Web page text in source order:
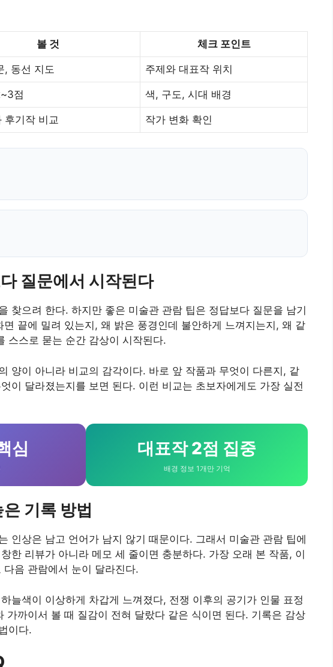
볼 것 체크 포인트
, 동선 지도 주제와 대표작 위치
점 색, 구도, 시대 배경
후기작 비교 작가 변화 확인
질문에서 시작된다
찾으려 한다. 하지만 좋은 미술관 관람 팁은 정답보다 질문을 남기
끝에 밀려 있는지, 왜 밝은 풍경인데 불안하게 느껴지는지, 왜 같
스스로 묻는 순간 감상이 시작된다.
양이 아니라 비교의 감각이다. 바로 앞 작품과 무엇이 다른지, 같
이 달라졌는지를 보면 된다. 이런 비교는 초보자에게도 가장 실전
심 대표작 2점 집중
배경 정보 1개만 기억
기록 방법
인상은 남고 언어가 남지 않기 때문이다. 그래서 미술관 관람 팁에
한 리뷰가 아니라 메모 세 줄이면 충분하다. 가장 오래 본 작품, 이
음 관람에서 눈이 달라진다.
늘색이 이상하게 차갑게 느껴졌다, 전쟁 이후의 공기가 인물 표정
가까이서 볼 때 질감이 전혀 달랐다 같은 식이면 된다. 기록은 감상
이다.